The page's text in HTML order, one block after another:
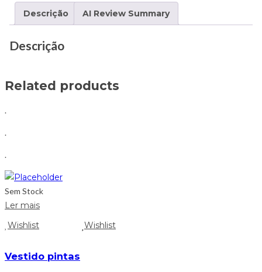
Descrição AI Review Summary
Descrição
Related products
.
.
.
Sem Stock
Ler mais
Wishlist
Wishlist
Vestido pintas